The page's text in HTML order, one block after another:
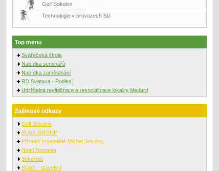
Golf Sokolov
Technologie v provozech SU
Top menu
Svářečská škola
Nabídka seminářů
Nabídka zaměstnání
RD Svatava - Podlesí
Udržitelná revitalizace a resocializace lokality Medard
Zajímavé odkazy
Golf Sokolov
SUAS GROUP
Přírodní koupaliště Michal Sokolov
Hotel Romania
Sokorest
SUAS - stavební